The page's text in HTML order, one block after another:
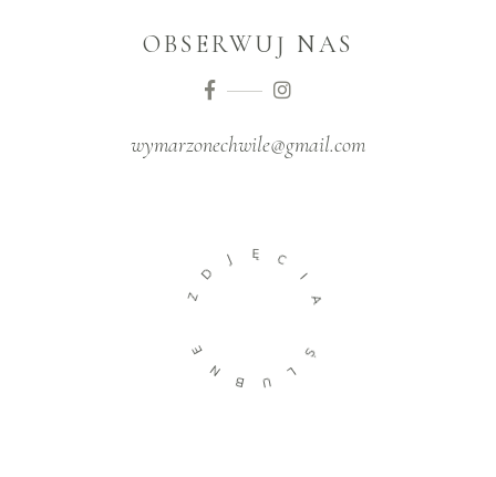
OBSERWUJ NAS
wymarzonechwile@gmail.com
D C
Ś
B
N